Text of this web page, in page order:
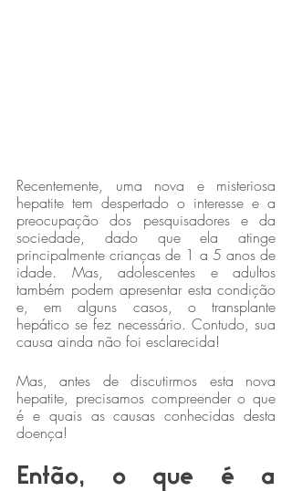
Recentemente, uma nova e misteriosa
hepatite tem despertado o interesse e a
preocupação dos pesquisadores e da
sociedade, dado que ela atinge
principalmente crianças de 1 a 5 anos de
idade. Mas, adolescentes e adultos
também podem apresentar esta condição
e, em alguns casos, o transplante
hepático se fez necessário. Contudo, sua
causa ainda não foi esclarecida!
Mas, antes de discutirmos esta nova
hepatite, precisamos compreender o que
é e quais as causas conhecidas desta
doença!
Então, o que é a